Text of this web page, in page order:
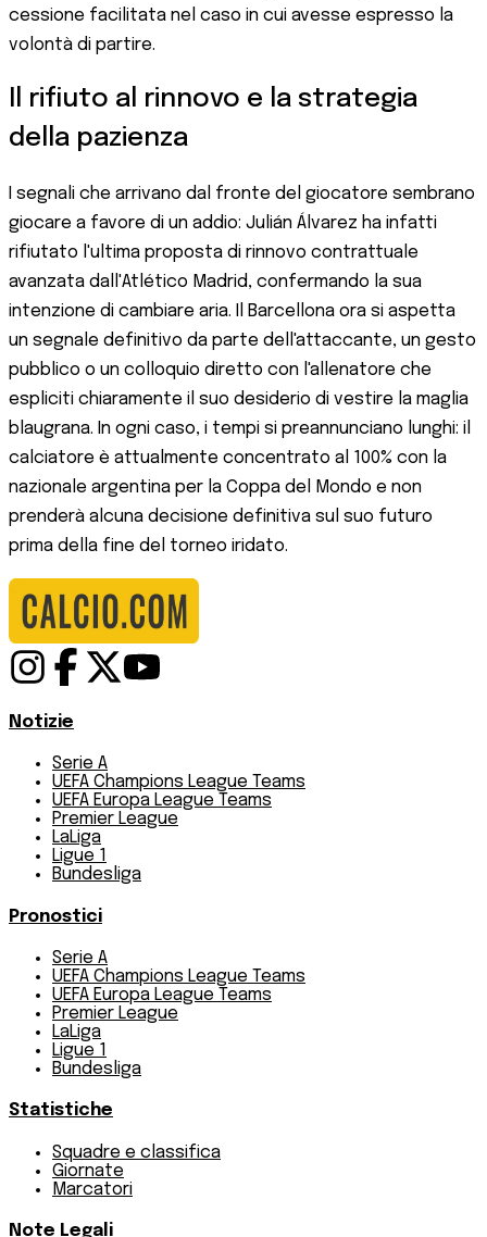
cessione facilitata nel caso in cui avesse espresso la
volontà di partire.
Il rifiuto al rinnovo e la strategia
della pazienza
I segnali che arrivano dal fronte del giocatore sembrano
giocare a favore di un addio: Julián Álvarez ha infatti
rifiutato l'ultima proposta di rinnovo contrattuale
avanzata dall'Atlético Madrid, confermando la sua
intenzione di cambiare aria. Il Barcellona ora si aspetta
un segnale definitivo da parte dell'attaccante, un gesto
pubblico o un colloquio diretto con l'allenatore che
espliciti chiaramente il suo desiderio di vestire la maglia
blaugrana. In ogni caso, i tempi si preannunciano lunghi: il
calciatore è attualmente concentrato al 100% con la
nazionale argentina per la Coppa del Mondo e non
prenderà alcuna decisione definitiva sul suo futuro
prima della fine del torneo iridato.
Notizie
Serie A
UEFA Champions League Teams
UEFA Europa League Teams
Premier League
LaLiga
Ligue 1
Bundesliga
Pronostici
Serie A
UEFA Champions League Teams
UEFA Europa League Teams
Premier League
LaLiga
Ligue 1
Bundesliga
Statistiche
Squadre e classifica
Giornate
Marcatori
Note Legali